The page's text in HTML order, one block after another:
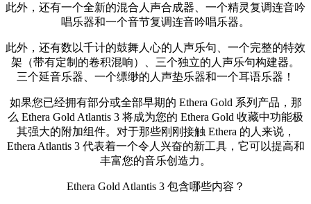
此外，还有一个全新的混合人声合成器、一个精灵复调连音吟
唱乐器和一个音节复调连音吟唱乐器。
此外，还有数以千计的鼓舞人心的人声乐句、一个完整的特效
架（带有定制的卷积混响）、三个独立的人声乐句构建器。
三个延音乐器、一个缥缈的人声垫乐器和一个耳语乐器！
如果您已经拥有部分或全部早期的 Ethera Gold 系列产品，那
么 Ethera Gold Atlantis 3 将成为您的 Ethera Gold 收藏中功能极
其强大的附加组件。对于那些刚刚接触 Ethera 的人来说，
Ethera Atlantis 3 代表着一个令人兴奋的新工具，它可以提高和
丰富您的音乐创造力。
Ethera Gold Atlantis 3 包含哪些内容？